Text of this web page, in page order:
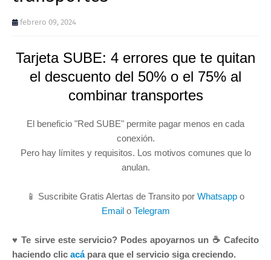
febrero 09, 2024
Tarjeta SUBE: 4 errores que te quitan
el descuento del 50% o el 75% al
combinar transportes
El beneficio "Red SUBE" permite pagar menos en cada
conexión.
Pero hay límites y requisitos. Los motivos comunes que lo
anulan.
📱 Suscribite Gratis Alertas de Transito por Whatsapp o
Emailo Telegram
♥ Te sirve este servicio? Podes apoyarnos un ☕ Cafecito
haciendo clic acápara que el servicio siga creciendo.